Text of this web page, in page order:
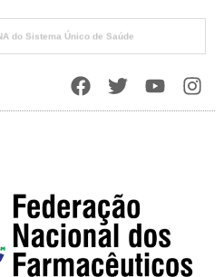
e o Papel Estratégico do Estado